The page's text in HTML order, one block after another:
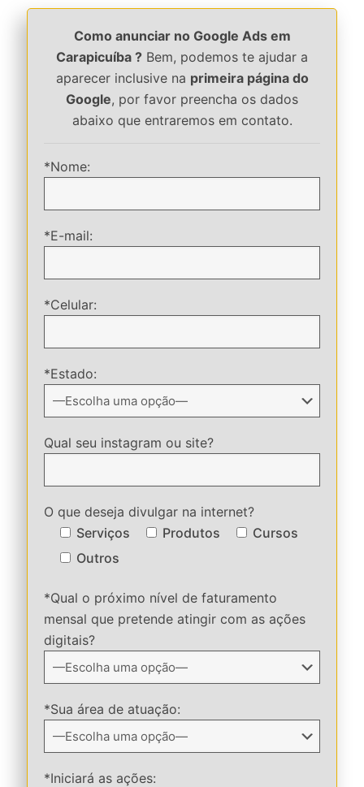
Como anunciar no Google Ads em
Carapicuíba ? Bem, podemos te ajudar a
aparecer inclusive na primeira página do
Google, por favor preencha os dados
abaixo que entraremos em contato.
*Nome:
*E-mail:
*Celular:
*Estado:
Qual seu instagram ou site?
O que deseja divulgar na internet?
Serviços
Produtos
Cursos
Outros
*Qual o próximo nível de faturamento
mensal que pretende atingir com as ações
digitais?
*Sua área de atuação:
*Iniciará as ações: